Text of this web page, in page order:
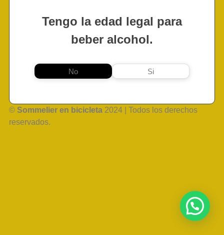
Tengo la edad legal para
beber alcohol.
No Si
© Sommelier en bicicleta 2024 | Todos los derechos
reservados.